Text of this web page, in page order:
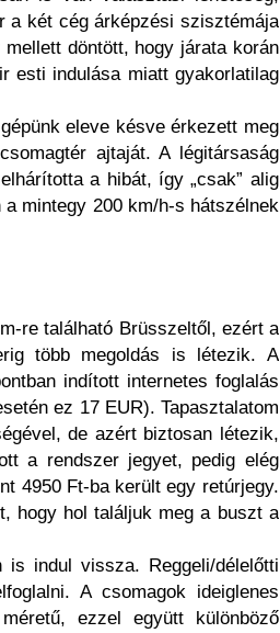
a két cég árképzési szisztémája
döntött, hogy járata korán
esti indulása miatt gyakorlatilag
eleve késve érkezett meg
ajtaját. A légitársaság
a hibát, így „csak” alig
mintegy 200 km/h-s hátszélnek
re található Brüsszeltől, ezért a
több megoldás is létezik. A
indított internetes foglalás
ez 17 EUR). Tapasztalatom
de azért biztosan létezik,
a rendszer jegyet, pedig elég
4950 Ft-ba került egy retúrjegy.
hogy hol találjuk meg a buszt a
is indul vissza. Reggeli/délelőtti
A csomagok ideiglenes
ezzel együtt különböző